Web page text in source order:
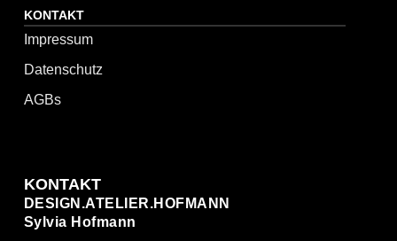
KONTAKT
Impressum
Datenschutz
AGBs
KONTAKT
DESIGN.ATELIER.HOFMANN
Sylvia Hofmann